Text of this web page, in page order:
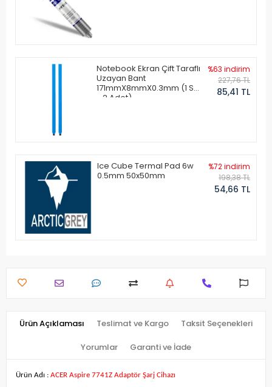
Notebook Ekran Çift Taraflı
Uzayan Bant
171mmX8mmX0.3mm (1 Set
- 2 Adet)
%63 indirim
227,76 TL
85,41 TL
Ice Cube Termal Pad 6w
0.5mm 50x50mm
%72 indirim
198,38 TL
54,66 TL
Ürün Açıklaması Teslimat ve Kargo Taksit Seçenekleri
Yorumlar Garanti ve İade
Ürün Adı : ACER Aspire 7741Z Adaptör Şarj Cihazı